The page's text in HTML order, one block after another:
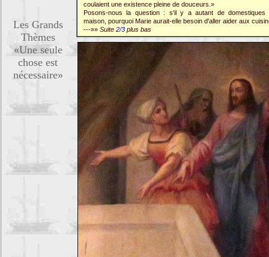
Les Grands
Thèmes
«Une seule
chose est
nécessaire»
coulaient une existence pleine de douceurs.»
Posons-nous la question : s'il y a autant de domestiques
maison, pourquoi Marie aurait-elle besoin d'aller aider aux
---»» Suite 2/3 plus bas